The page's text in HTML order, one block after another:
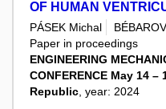
OF HUMAN
PÁSEK Michal
Paper in proceedings
ENGINEERING
CONFERENCE May 14
Republic , year: 2024